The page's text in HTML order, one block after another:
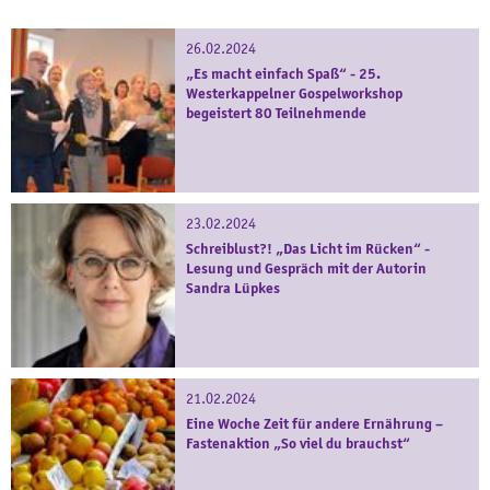
26.02.2024
„Es macht einfach Spaß“ - 25.
Westerkappelner Gospelworkshop
begeistert 80 Teilnehmende
23.02.2024
Schreiblust?! „Das Licht im Rücken“ -
Lesung und Gespräch mit der Autorin
Sandra Lüpkes
21.02.2024
Eine Woche Zeit für andere Ernährung –
Fastenaktion „So viel du brauchst“